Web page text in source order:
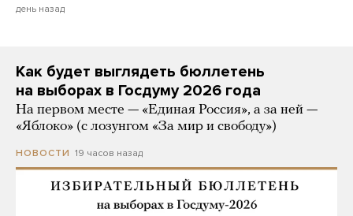
день назад
Как будет выглядеть бюллетень
на выборах в Госдуму 2026 года
На первом месте — «Единая Россия», а за ней —
«Яблоко» (с лозунгом «За мир и свободу»)
НОВОСТИ 19 часов назад